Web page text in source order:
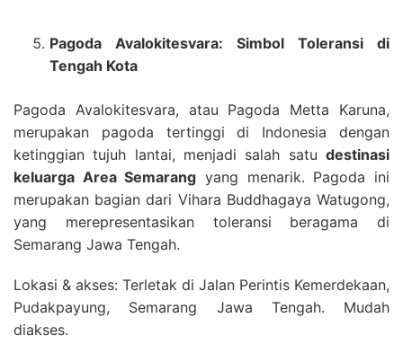
Pagoda Avalokitesvara: Simbol Toleransi di
Tengah Kota
Pagoda Avalokitesvara, atau Pagoda Metta Karuna,
merupakan pagoda tertinggi di Indonesia dengan
ketinggian tujuh lantai, menjadi salah satu destinasi
keluarga Area Semarang yang menarik. Pagoda ini
merupakan bagian dari Vihara Buddhagaya Watugong,
yang merepresentasikan toleransi beragama di
Semarang Jawa Tengah.
Lokasi & akses: Terletak di Jalan Perintis Kemerdekaan,
Pudakpayung, Semarang Jawa Tengah. Mudah
diakses.